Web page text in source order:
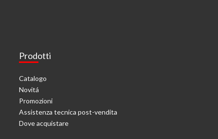
Prodotti
Catalogo
Novitá
Promozioni
Assistenza tecnica post-vendita
Dove acquistare